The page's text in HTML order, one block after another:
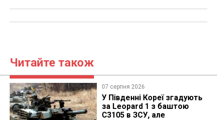
Читайте також
07 серпня 2026
У Південні Кореї згадують
за Leopard 1 з баштою
C3105 в ЗСУ, але